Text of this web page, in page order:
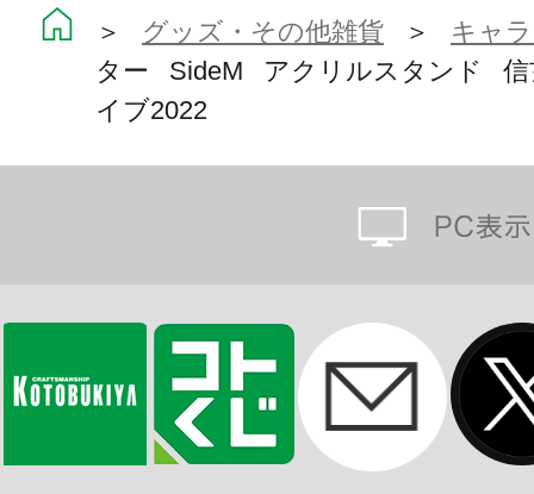
＞ グッズ・その他雑貨 ＞ キャ
ター SideM アクリルスタンド
イブ2022